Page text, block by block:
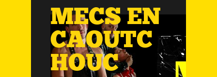
MECS EN
CAOUTC
HOUC